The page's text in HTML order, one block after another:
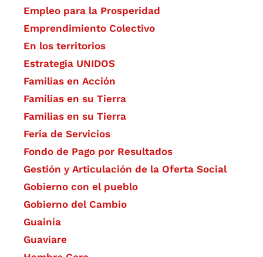
Empleo para la Prosperidad
Emprendimiento Colectivo
En los territorios
Estrategia UNIDOS
Familias en Acción
Familias en su Tierra
Familias en su Tierra
Feria de Servicios
Fondo de Pago por Resultados
Gestión y Articulación de la Oferta Social
Gobierno con el pueblo
Gobierno del Cambio
Guainía
Guaviare